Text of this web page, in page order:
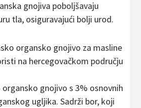
gnojiva poboljšavaju
tla, osiguravajući bolji urod.
organsko gnojivo za masline
na hercegovačkom području
organsko gnojivo s 3% osnovnih
ugljika. Sadrži bor, koji